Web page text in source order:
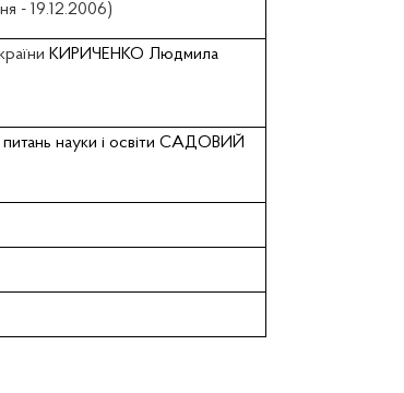
- 19.12.2006)
КИРИЧЕНКО Людмила
питань науки i освіти САДОВИЙ